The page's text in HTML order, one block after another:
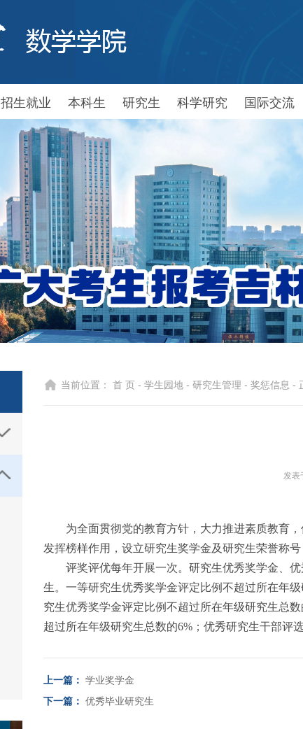
招生就业 本科生 研究生 科学研究 国际交流
当前位置： 首 页 - 学生园地 - 研究生管理 - 奖惩信息 -
发表
为全面贯彻党的教育方针，大力推进素质教育
发挥榜样作用，设立研究生奖学金及研究生荣誉称
评奖评优每年开展一次。研究生优秀奖学金、
生。一等研究生优秀奖学金评定比例不超过所在年
究生优秀奖学金评定比例不超过所在年级研究生总
超过所在年级研究生总数的6%；优秀研究生干部评
上一篇： 学业奖学金
下一篇： 优秀毕业研究生